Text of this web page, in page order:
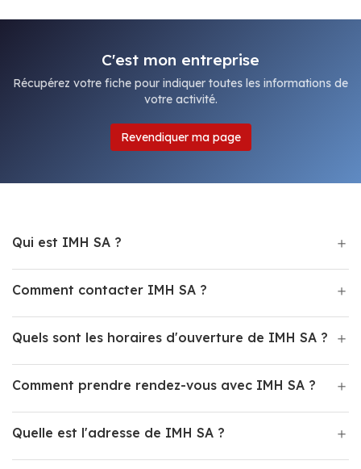
C'est mon entreprise
Récupérez votre fiche pour indiquer toutes les informations de
votre activité.
Revendiquer ma page
Qui est IMH SA ?
Comment contacter IMH SA ?
Quels sont les horaires d'ouverture de IMH SA ?
Comment prendre rendez-vous avec IMH SA ?
Quelle est l'adresse de IMH SA ?